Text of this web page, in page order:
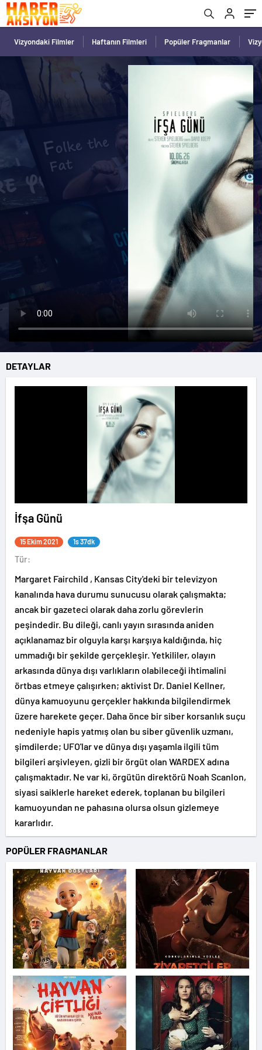
Vizyondaki Filmler Haftanın Filmleri Popüler Fragmanlar
DETAYLAR
İfşa Günü
15 Ekim 2021 1s 37dk
Tür:
Margaret Fairchild , Kansas City'deki bir televizyon
kanalında hava durumu sunucusu olarak çalışmakta;
ancak bir gazeteci olarak daha zorlu görevlerin
peşindedir. Bu dileği, canlı yayın sırasında aniden
açıklanamaz bir olguyla karşı karşıya kaldığında, hiç
ummadığı bir şekilde gerçekleşir. Yetkililer, olayın
arkasında dünya dışı varlıkların olabileceği ihtimalini
örtbas etmeye çalışırken; aktivist Dr. Daniel Kellner,
dünya kamuoyunu gerçekler hakkında bilgilendirmek
üzere harekete geçer. Daha önce bir siber korsanlık suçu
nedeniyle hapis yatmış olan bu siber güvenlik uzmanı,
şimdilerde; UFO'lar ve dünya dışı yaşamla ilgili tüm
bilgileri arşivleyen, gizli bir örgüt olan WARDEX adına
çalışmaktadır. Ne var ki, örgütün direktörü Noah Scanlon,
siyasi saiklerle hareket ederek, toplanan bu bilgileri
kamuoyundan ne pahasına olursa olsun gizlemeye
kararlıdır.
POPÜLER FRAGMANLAR